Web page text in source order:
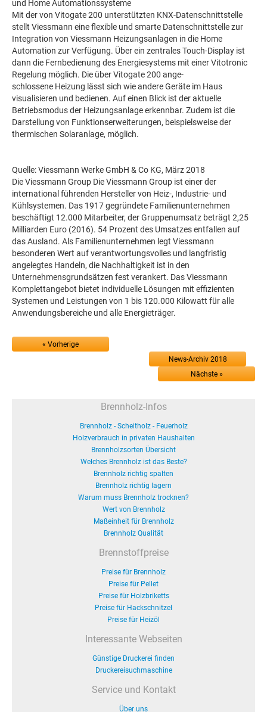
und Home Automationssysteme
Mit der von Vitogate 200 unterstützten KNX-Datenschnittstelle
stellt Viessmann eine flexible und smarte Datenschnittstelle zur
Integration von Viessmann Heizungsanlagen in die Home
Automation zur Verfügung. Über ein zentrales Touch-Display ist
dann die Fernbedienung des Energiesystems mit einer Vitotronic
Regelung möglich. Die über Vitogate 200 ange-
schlossene Heizung lässt sich wie andere Geräte im Haus
visualisieren und bedienen. Auf einen Blick ist der aktuelle
Betriebsmodus der Heizungsanlage erkennbar. Zudem ist die
Darstellung von Funktionserweiterungen, beispielsweise der
thermischen Solaranlage, möglich.
Quelle: Viessmann Werke GmbH & Co KG, März 2018
Die Viessmann Group Die Viessmann Group ist einer der
international führenden Hersteller von Heiz-, Industrie- und
Kühlsystemen. Das 1917 gegründete Familienunternehmen
beschäftigt 12.000 Mitarbeiter, der Gruppenumsatz beträgt 2,25
Milliarden Euro (2016). 54 Prozent des Umsatzes entfallen auf
das Ausland. Als Familienunternehmen legt Viessmann
besonderen Wert auf verantwortungsvolles und langfristig
angelegtes Handeln, die Nachhaltigkeit ist in den
Unternehmensgrundsätzen fest verankert. Das Viessmann
Komplettangebot bietet individuelle Lösungen mit effizienten
Systemen und Leistungen von 1 bis 120.000 Kilowatt für alle
Anwendungsbereiche und alle Energieträger.
« Vorherige
News-Archiv 2018
Nächste »
Brennholz-Infos
Brennholz - Scheitholz - Feuerholz
Holzverbrauch in privaten Haushalten
Brennholzsorten Übersicht
Welches Brennholz ist das Beste?
Brennholz richtig spalten
Brennholz richtig lagern
Warum muss Brennholz trocknen?
Wert von Brennholz
Maßeinheit für Brennholz
Brennholz Qualität
Brennstoffpreise
Preise für Brennholz
Preise für Pellet
Preise für Holzbriketts
Preise für Hackschnitzel
Preise für Heizöl
Interessante Webseiten
Günstige Druckerei finden
Druckereisuchmaschine
Service und Kontakt
Über uns